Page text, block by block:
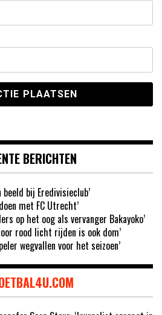
BERICHTEN
beeld bij Eredivisieclub’
met FC Utrecht’
op het oog als vervanger Bakayoko’
rood licht rijden is ook dom’
wegvallen voor het seizoen’